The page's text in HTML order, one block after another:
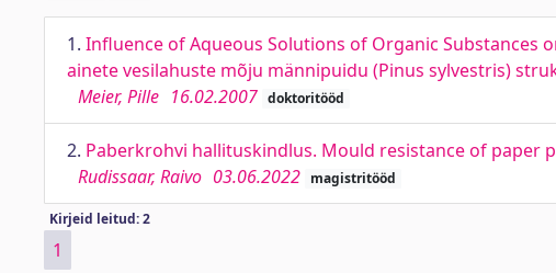
1. Influence of Aqueous Solutions of Organic Substances
ainete vesilahuste mõju männipuidu (Pinus sylvestris)
Meier, Pille 16.02.2007 doktoritööd
2. Paberkrohvi hallituskindlus. Mould resistance of paper
Rudissaar, Raivo 03.06.2022 magistritööd
Kirjeid leitud: 2
1